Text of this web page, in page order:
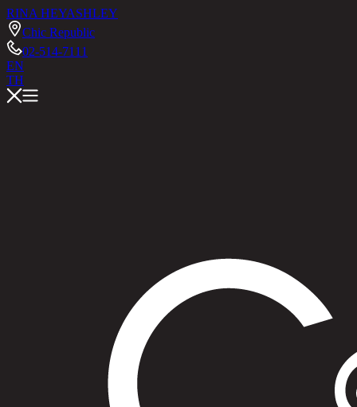
RINA HEYASHLEY
Chic Republic
02-514-7111
EN
TH